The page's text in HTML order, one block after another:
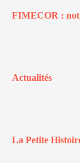
FIMECOR :
Actualités
La Petite